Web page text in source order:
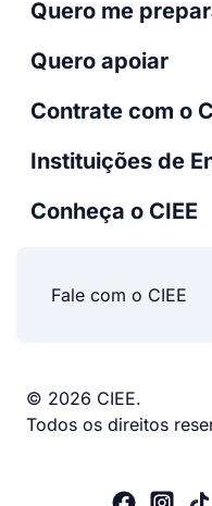
Quero me
Quero apoiar
Contrate com o
Instituições de
Conheça o CIEE
Fale com o CIEE
© 2026 CIEE.
Todos os direitos